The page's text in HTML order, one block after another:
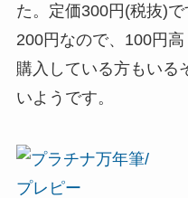
た。定価300円(税抜)
200円なので、100円
購入している方もいる
いようです。